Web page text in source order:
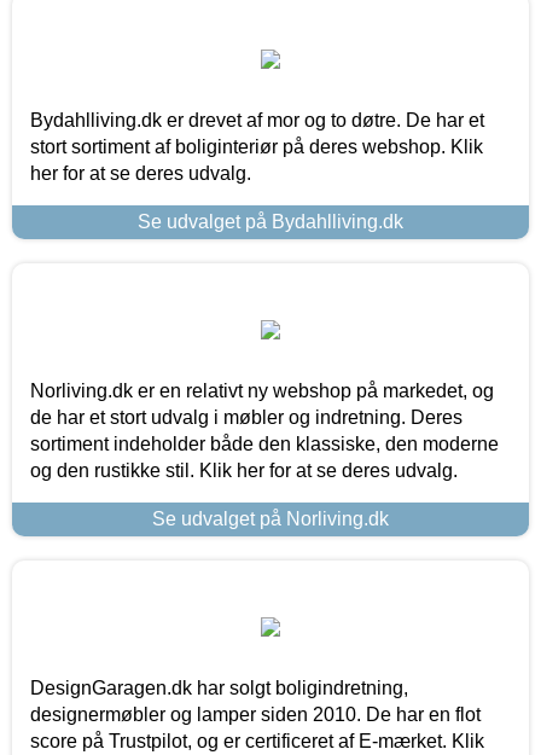
Bydahlliving.dk er drevet af mor og to døtre. De har et
stort sortiment af boliginteriør på deres webshop. Klik
her for at se deres udvalg.
Se udvalget på Bydahlliving.dk
Norliving.dk er en relativt ny webshop på markedet, og
de har et stort udvalg i møbler og indretning. Deres
sortiment indeholder både den klassiske, den moderne
og den rustikke stil. Klik her for at se deres udvalg.
Se udvalget på Norliving.dk
DesignGaragen.dk har solgt boligindretning,
designermøbler og lamper siden 2010. De har en flot
score på Trustpilot, og er certificeret af E-mærket. Klik